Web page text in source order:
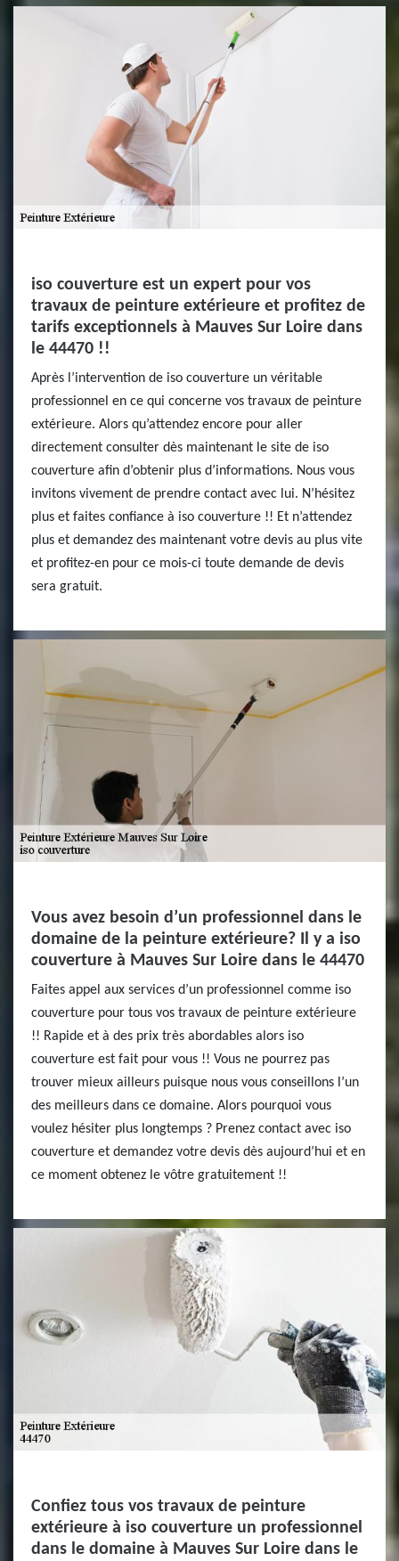
iso couverture est un expert pour vos
travaux de peinture extérieure et profitez de
tarifs exceptionnels à Mauves Sur Loire dans
le 44470 !!
Après l’intervention de iso couverture un véritable
professionnel en ce qui concerne vos travaux de peinture
extérieure. Alors qu’attendez encore pour aller
directement consulter dès maintenant le site de iso
couverture afin d’obtenir plus d’informations. Nous vous
invitons vivement de prendre contact avec lui. N’hésitez
plus et faites confiance à iso couverture !! Et n’attendez
plus et demandez des maintenant votre devis au plus vite
et profitez-en pour ce mois-ci toute demande de devis
sera gratuit.
Vous avez besoin d’un professionnel dans le
domaine de la peinture extérieure? Il y a iso
couverture à Mauves Sur Loire dans le 44470
Faites appel aux services d’un professionnel comme iso
couverture pour tous vos travaux de peinture extérieure
!! Rapide et à des prix très abordables alors iso
couverture est fait pour vous !! Vous ne pourrez pas
trouver mieux ailleurs puisque nous vous conseillons l’un
des meilleurs dans ce domaine. Alors pourquoi vous
voulez hésiter plus longtemps ? Prenez contact avec iso
couverture et demandez votre devis dès aujourd’hui et en
ce moment obtenez le vôtre gratuitement !!
Confiez tous vos travaux de peinture
extérieure à iso couverture un professionnel
dans le domaine à Mauves Sur Loire dans le